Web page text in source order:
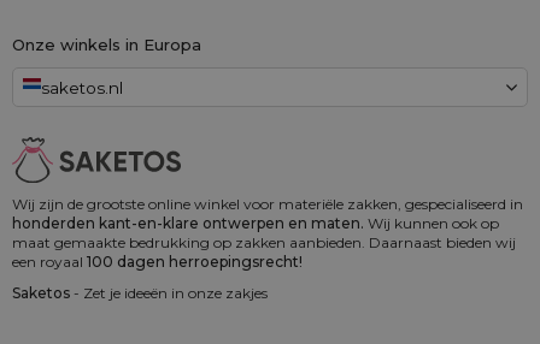
Wij zijn de grootste online winkel voor materiële zakken, gespecialiseerd in
honderden kant-en-klare ontwerpen en maten. Wij kunnen ook op
maat gemaakte bedrukking op zakken aanbieden. Daarnaast bieden wij
een royaal 100 dagen herroepingsrecht!
Saketos - Zet je ideeën in onze zakjes
Onze winkels in Europa
saketos.nl